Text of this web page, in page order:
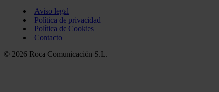
Aviso legal
Política de privacidad
Política de Cookies
Contacto
© 2026 Roca Comunicación S.L.